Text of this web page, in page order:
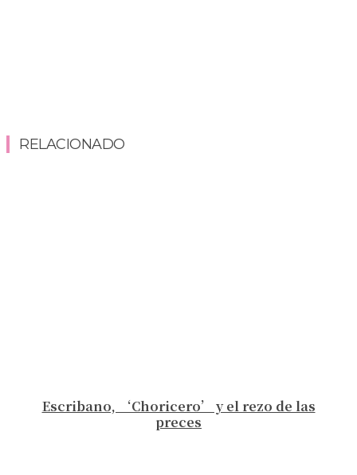
RELACIONADO
Escribano, ‘Choricero’ y el rezo de las
preces